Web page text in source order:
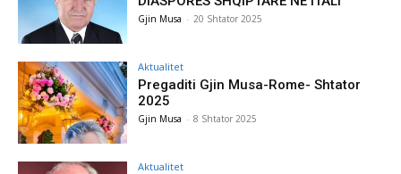
Gjin Musa - 20 Shtator 2025
Aktualitet
Pregaditi Gjin Musa-Rome- Shtator
2025
Gjin Musa - 8 Shtator 2025
Aktualitet